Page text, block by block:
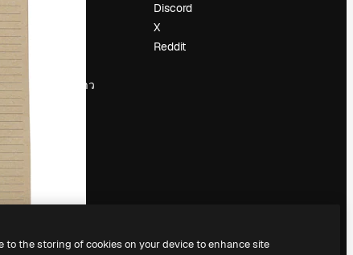
ห้องแถลงข่าว
Discord
X
Reddit
to the storing of cookies on your device to enhance site